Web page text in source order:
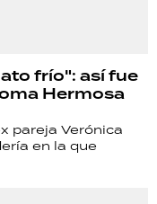
frío": así fue
Hermosa
pareja Verónica
en la que